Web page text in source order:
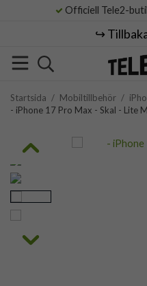
Officiell Tele2-
↪️
Startsida / Mobiltillbehör /
- iPhone 17 Pro Max - Skal - Lite